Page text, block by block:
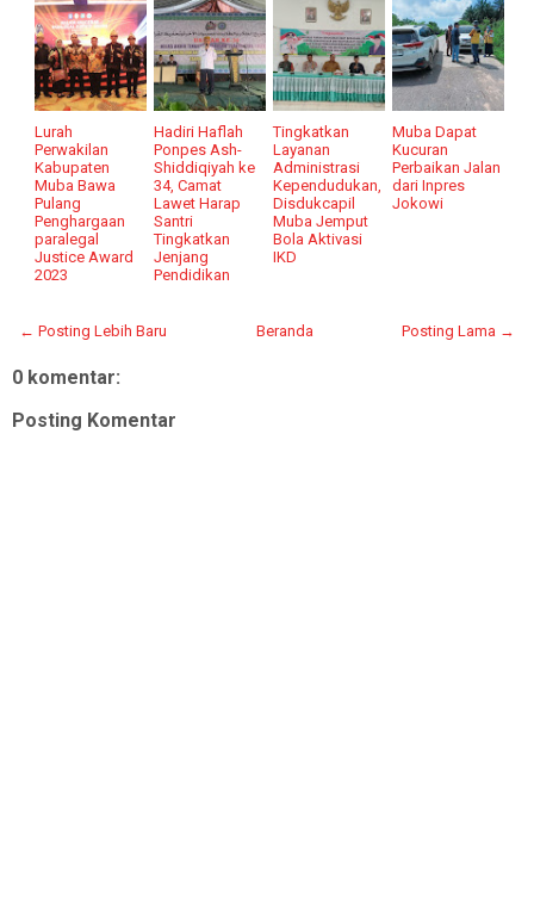
Lurah
Perwakilan
Kabupaten
Muba Bawa
Pulang
Penghargaan
paralegal
Justice Award
2023
Hadiri Haflah
Ponpes Ash-
Shiddiqiyah ke
34, Camat
Lawet Harap
Santri
Tingkatkan
Jenjang
Pendidikan
Tingkatkan
Layanan
Administrasi
Kependudukan,
Disdukcapil
Muba Jemput
Bola Aktivasi
IKD
Muba Dapat
Kucuran
Perbaikan Jalan
dari Inpres
Jokowi
← Posting Lebih Baru Posting Lama →
Beranda
0 komentar:
Posting Komentar